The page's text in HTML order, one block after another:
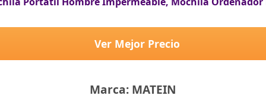
Marca: MATEIN
Ver Mejor Precio